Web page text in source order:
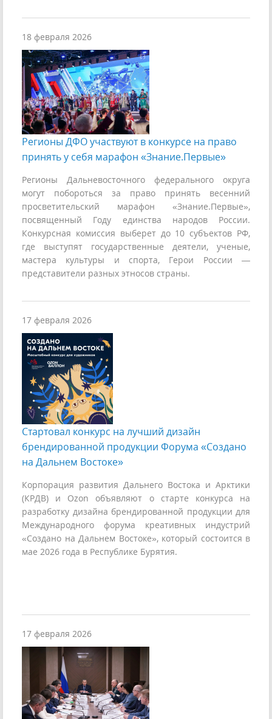
18 февраля 2026
Регионы ДФО участвуют в конкурсе на право
принять у себя марафон «Знание.Первые»
Регионы Дальневосточного федерального округа
могут побороться за право принять весенний
просветительский марафон «Знание.Первые»,
посвященный Году единства народов России.
Конкурсная комиссия выберет до 10 субъектов РФ,
где выступят государственные деятели, ученые,
мастера культуры и спорта, Герои России —
представители разных этносов страны.
17 февраля 2026
Стартовал конкурс на лучший дизайн
брендированной продукции Форума «Создано
на Дальнем Востоке»
Корпорация развития Дальнего Востока и Арктики
(КРДВ) и Ozon объявляют о старте конкурса на
разработку дизайна брендированной продукции для
Международного форума креативных индустрий
«Создано на Дальнем Востоке», который состоится в
мае 2026 года в Республике Бурятия.
17 февраля 2026